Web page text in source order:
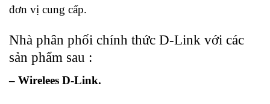
đơn vị cung cấp.
Nhà phân phối chính thức D-Link với các
sản phẩm sau :
– Wirelees D-Link.